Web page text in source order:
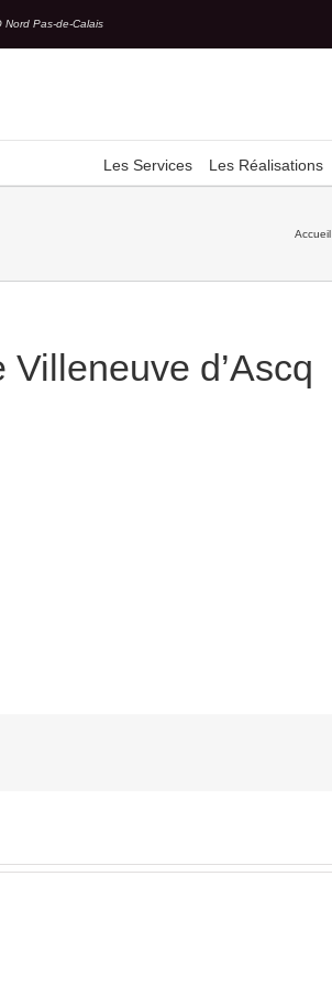
Nord Pas-de-Calais
Les Services Les Réalisations
Accueil
d’Ascq